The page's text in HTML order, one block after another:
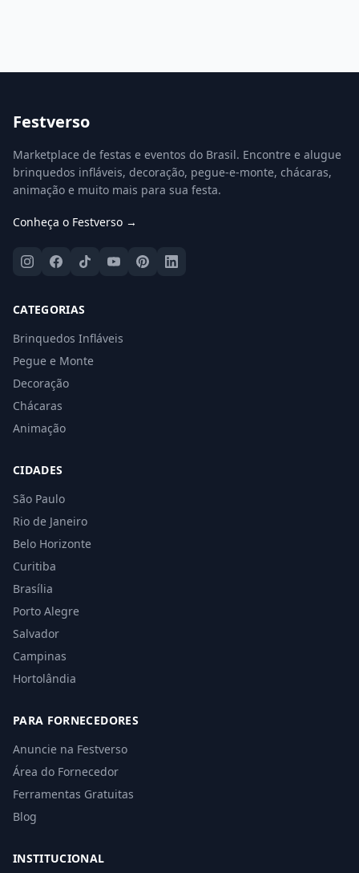
Festverso
Marketplace de festas e eventos do Brasil. Encontre e alugue
brinquedos infláveis, decoração, pegue-e-monte, chácaras,
animação e muito mais para sua festa.
Conheça o Festverso →
CATEGORIAS
Brinquedos Infláveis
Pegue e Monte
Decoração
Chácaras
Animação
CIDADES
São Paulo
Rio de Janeiro
Belo Horizonte
Curitiba
Brasília
Porto Alegre
Salvador
Campinas
Hortolândia
PARA FORNECEDORES
Anuncie na Festverso
Área do Fornecedor
Ferramentas Gratuitas
Blog
INSTITUCIONAL